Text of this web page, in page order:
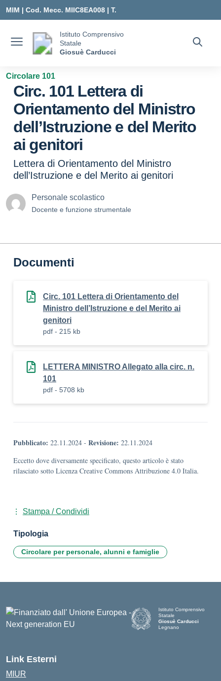
MIM | Cod. Mecc. MIIC8EA008 | T.
MIIC8EA008@ISTRUZIONE.IT
Istituto Comprensivo
Statale
Giosuè Carducci
Circolare 101
Circ. 101 Lettera di
Orientamento del Ministro
dell’Istruzione e del Merito
ai genitori
Lettera di Orientamento del Ministro
dell’Istruzione e del Merito ai genitori
Personale scolastico
Docente e funzione strumentale
Documenti
Circ. 101 Lettera di Orientamento del
Ministro dell’Istruzione e del Merito ai
genitori
pdf - 215 kb
LETTERA MINISTRO Allegato alla circ. n.
101
pdf - 5708 kb
Pubblicato: 22.11.2024 - Revisione: 22.11.2024
Eccetto dove diversamente specificato, questo articolo è stato
rilasciato sotto Licenza Creative Commons Attribuzione 4.0 Italia.
Stampa / Condividi
Tipologia
Circolare per personale, alunni e famiglie
Istituto Comprensivo
Statale
Giosuè Carducci
Legnano
Link Esterni
MIUR